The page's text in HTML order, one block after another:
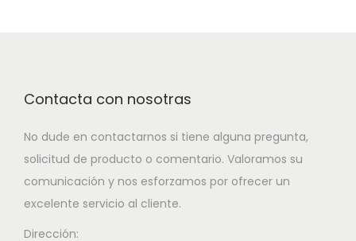
Contacta con nosotras
No dude en contactarnos si tiene alguna pregunta,
solicitud de producto o comentario. Valoramos su
comunicación y nos esforzamos por ofrecer un
excelente servicio al cliente.
Dirección: